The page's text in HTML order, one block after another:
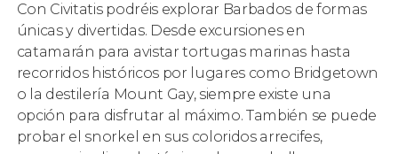
Con Civitatis podréis explorar Barbados de formas
únicas y divertidas. Desde excursiones en
catamarán para avistar tortugas marinas hasta
recorridos históricos por lugares como Bridgetown
o la destilería Mount Gay, siempre existe una
opción para disfrutar al máximo. También se puede
probar el snorkel en sus coloridos arrecifes,